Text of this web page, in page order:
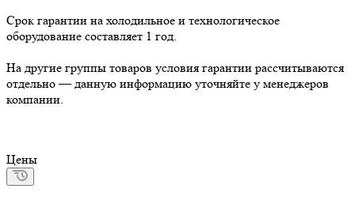
Срок гарантии на холодильное и технологическое
оборудование составляет 1 год.
На другие группы товаров условия гарантии рассчитываются
отдельно — данную информацию уточняйте у менеджеров
компании.
Цены